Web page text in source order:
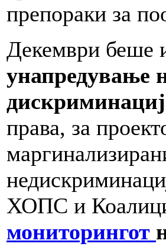
препораки за
Декември беше
унапредување
права, за
ХОПС и
мониторингот